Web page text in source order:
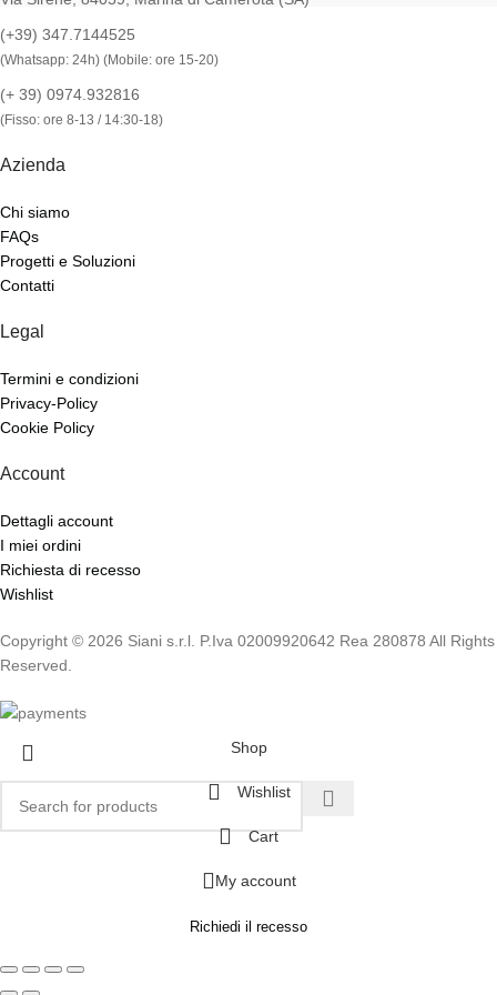
(+39) 347.7144525
(Whatsapp: 24h) (Mobile: ore 15-20)
(+ 39) 0974.932816
(Fisso: ore 8-13 / 14:30-18)
Azienda
Chi siamo
FAQs
Progetti e Soluzioni
Contatti
Legal
Termini e condizioni
Privacy-Policy
Cookie Policy
Account
Dettagli account
I miei ordini
Richiesta di recesso
Wishlist
Copyright © 2026 Siani s.r.l. P.Iva 02009920642 Rea 280878 All Rights
Reserved.
Shop
Wishlist
Cart
My account
Richiedi il recesso